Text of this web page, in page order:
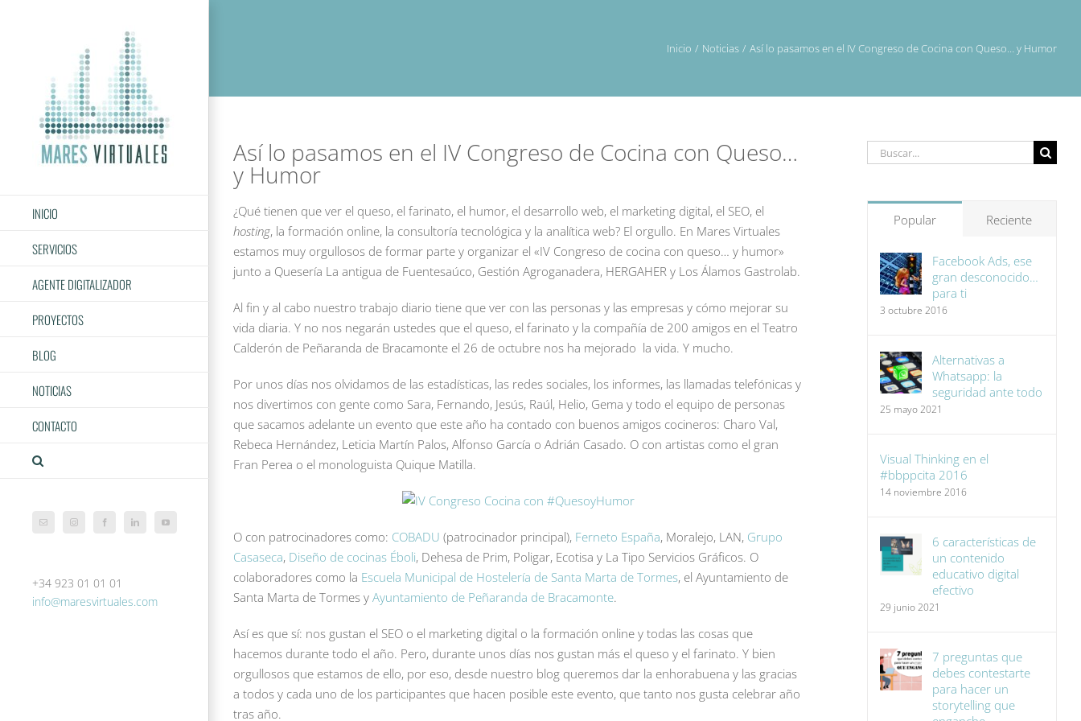
INICIO
SERVICIOS
AGENTE DIGITALIZADOR
PROYECTOS
BLOG
NOTICIAS
CONTACTO
Correo
InstagramFacebookLinkedIn YouTube
+34 923 01 01 01
info@maresvirtuales.com
Inicio Noticias Así lo pasamos en el IV Congreso de Cocina con Queso… y Humor
Así lo pasamos en el IV Congreso de Cocina con Queso…
y Humor
¿Qué tienen que ver el queso, el farinato, el humor, el desarrollo web, el marketing digital, el SEO, el
hosting, la formación online, la consultoría tecnológica y la analítica web? El orgullo. En Mares Virtuales
estamos muy orgullosos de formar parte y organizar el «IV Congreso de cocina con queso… y humor»
junto a Quesería La antigua de Fuentesaúco, Gestión Agroganadera, HERGAHER y Los Álamos Gastrolab.
Al fin y al cabo nuestro trabajo diario tiene que ver con las personas y las empresas y cómo mejorar su
vida diaria. Y no nos negarán ustedes que el queso, el farinato y la compañía de 200 amigos en el Teatro
Calderón de Peñaranda de Bracamonte el 26 de octubre nos ha mejorado la vida. Y mucho.
Por unos días nos olvidamos de las estadísticas, las redes sociales, los informes, las llamadas telefónicas y
nos divertimos con gente como Sara, Fernando, Jesús, Raúl, Helio, Gema y todo el equipo de personas
que sacamos adelante un evento que este año ha contado con buenos amigos cocineros: Charo Val,
Rebeca Hernández, Leticia Martín Palos, Alfonso García o Adrián Casado. O con artistas como el gran
Fran Perea o el monologuista Quique Matilla.
O con patrocinadores como: COBADU (patrocinador principal), Ferneto España, Moralejo, LAN, Grupo
Casaseca, Diseño de cocinas Éboli, Dehesa de Prim, Poligar, Ecotisa y La Tipo Servicios Gráficos. O
colaboradores como la Escuela Municipal de Hostelería de Santa Marta de Tormes, el Ayuntamiento de
Santa Marta de Tormes y Ayuntamiento de Peñaranda de Bracamonte.
Así es que sí: nos gustan el SEO o el marketing digital o la formación online y todas las cosas que
hacemos durante todo el año. Pero, durante unos días nos gustan más el queso y el farinato. Y bien
orgullosos que estamos de ello, por eso, desde nuestro blog queremos dar la enhorabuena y las gracias
a todos y cada uno de los participantes que hacen posible este evento, que tanto nos gusta celebrar año
tras año.
Buscar:
Popular Reciente
Facebook Ads, ese
gran desconocido…
para ti
3 octubre 2016
Alternativas a
Whatsapp: la
seguridad ante todo
25 mayo 2021
Visual Thinking en el
#bbppcita 2016
14 noviembre 2016
6 características de
un contenido
educativo digital
efectivo
29 junio 2021
7 preguntas que
debes contestarte
para hacer un
storytelling que